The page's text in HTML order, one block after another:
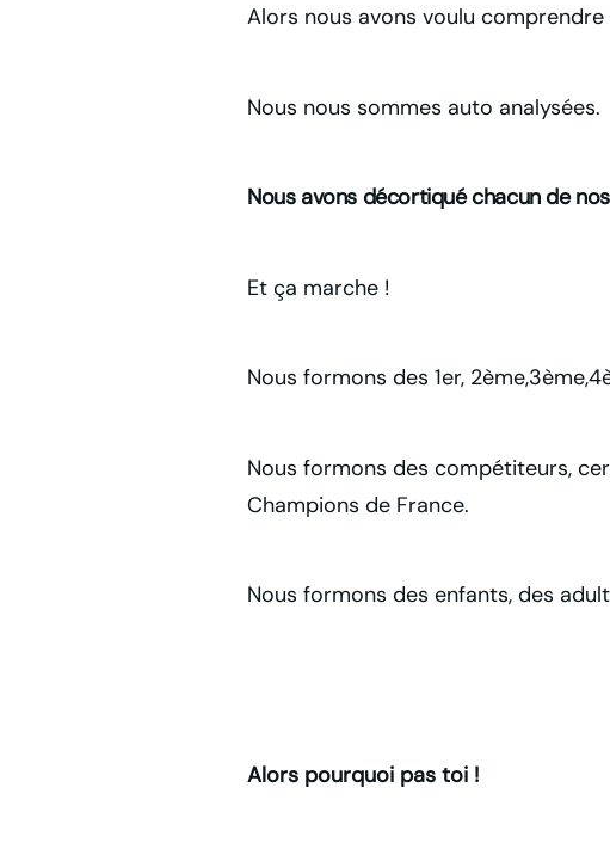
Alors nous avons voulu
Nous nous sommes auto analysées.
Nous avons décortiqué chacun de
Et ça marche !
Nous formons des 1er,
Nous formons des compétiteurs,
Champions de France.
Nous formons des enfants, des
Alors pourquoi pas toi !